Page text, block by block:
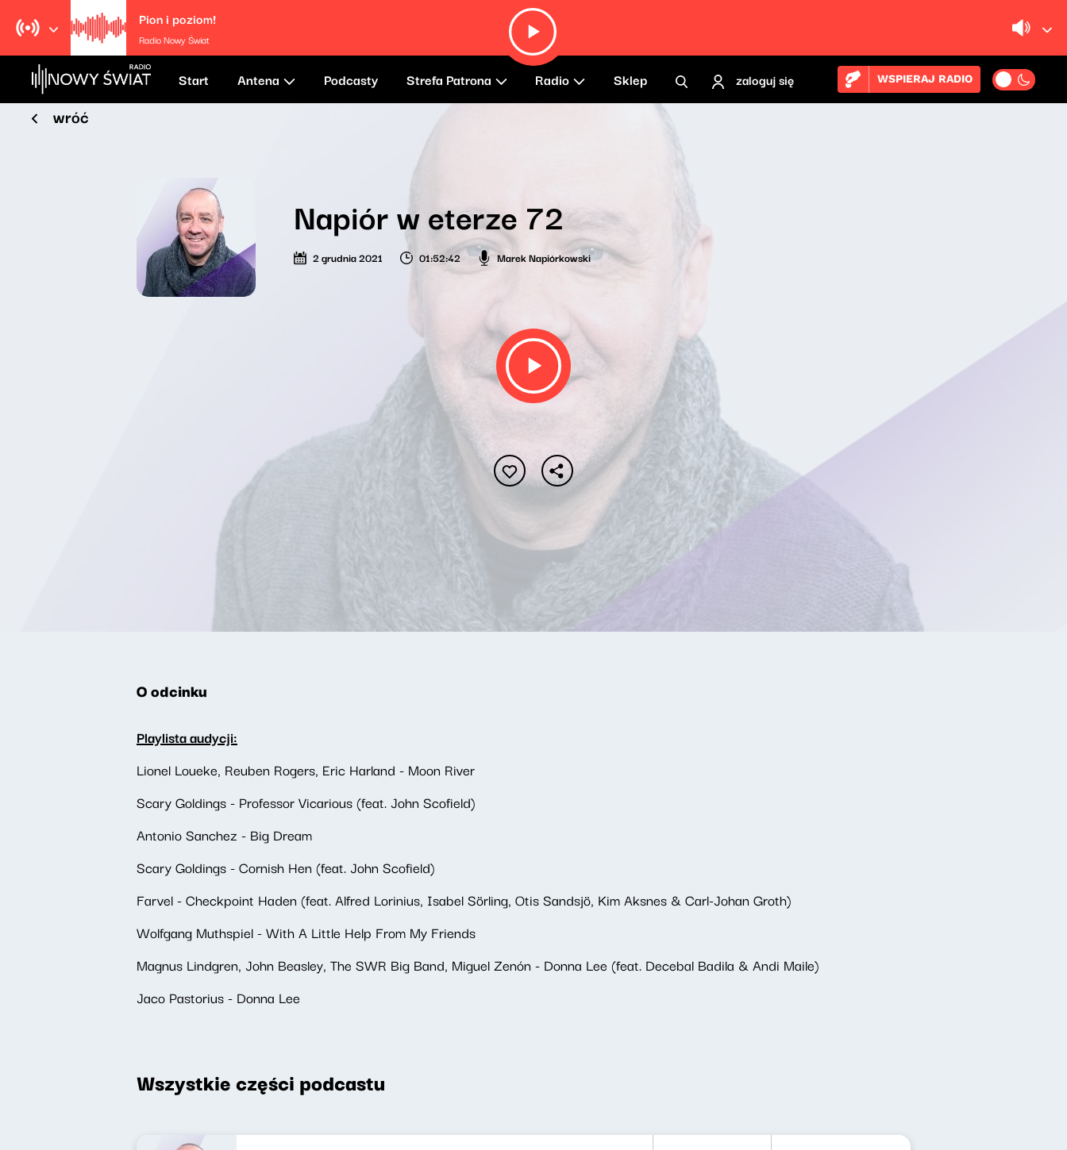
Pion i poziom!
Radio Nowy Świat
Start Antena Podcasty Strefa Patrona Radio Sklep zaloguj się WSPIERAJ RADIO
wróć
Napiór w eterze 72
2 grudnia 2021 01:52:42 Marek Napiórkowski
O odcinku
Playlista audycji:
Lionel Loueke, Reuben Rogers, Eric Harland - Moon River
Scary Goldings - Professor Vicarious (feat. John Scofield)
Antonio Sanchez - Big Dream
Scary Goldings - Cornish Hen (feat. John Scofield)
Farvel - Checkpoint Haden (feat. Alfred Lorinius, Isabel Sörling, Otis Sandsjö, Kim Aksnes & Carl-Johan Groth)
Wolfgang Muthspiel - With A Little Help From My Friends
Magnus Lindgren, John Beasley, The SWR Big Band, Miguel Zenón - Donna Lee (feat. Decebal Badila & Andi Maile)
Jaco Pastorius - Donna Lee
Wszystkie części podcastu